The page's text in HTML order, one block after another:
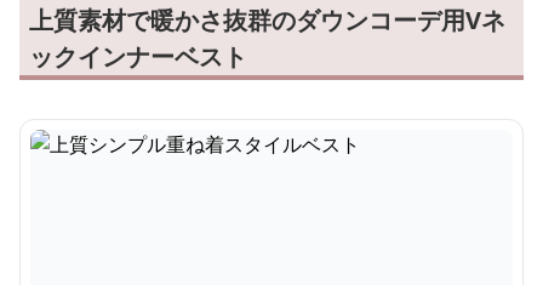
上質素材で暖かさ抜群のダウンコーデ用Vネ
ックインナーベスト